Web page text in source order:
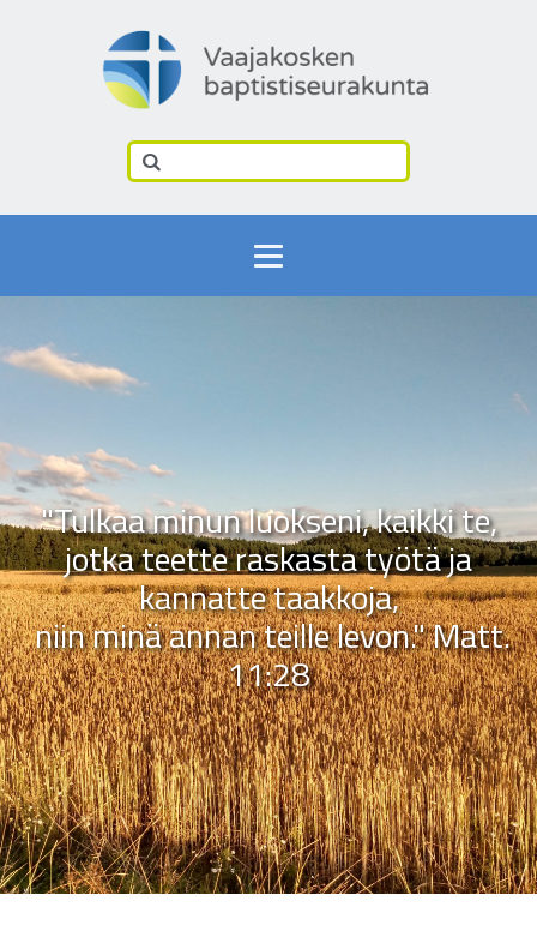
"Tulkaa minun luokseni, kaikki te,
jotka teette raskasta työtä ja
kannatte taakkoja,
niin minä annan teille levon." Matt.
11:28